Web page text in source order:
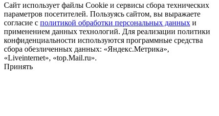
Сайт использует файлы Cookie и сервисы сбора технических
параметров посетителей. Пользуясь сайтом, вы выражаете
согласие с политикой обработки персональных данных и
применением данных технологий. Для реализации политики
конфиденциальности используются программные средства
сбора обезличенных данных: «Яндекс.Метрика»,
«Liveinternet», «top.Mail.ru».
Принять